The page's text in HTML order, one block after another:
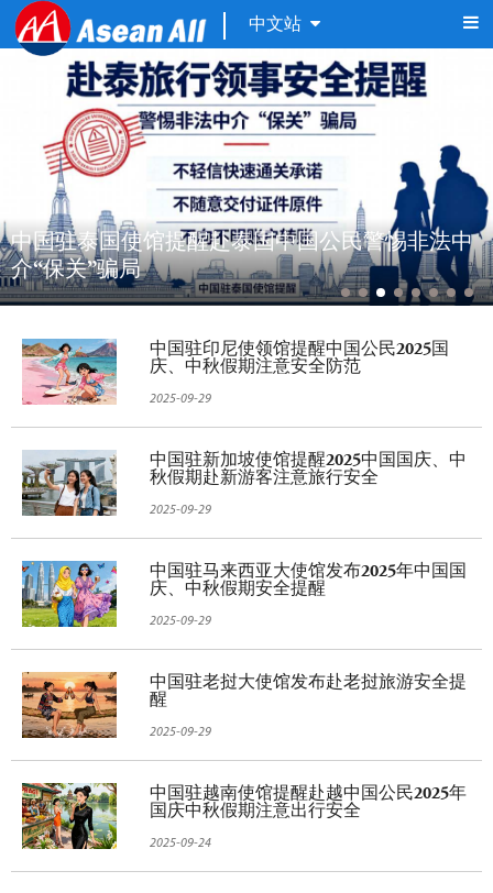
中文站
中国驻泰国使馆提醒赴泰国中国公民警惕非法中
介“保关”骗局
中国驻印尼使领馆提醒中国公民2025国
庆、中秋假期注意安全防范
2025-09-29
中国驻新加坡使馆提醒2025中国国庆、中
秋假期赴新游客注意旅行安全
2025-09-29
中国驻马来西亚大使馆发布2025年中国国
庆、中秋假期安全提醒
2025-09-29
中国驻老挝大使馆发布赴老挝旅游安全提
醒
2025-09-29
中国驻越南使馆提醒赴越中国公民2025年
国庆中秋假期注意出行安全
2025-09-24